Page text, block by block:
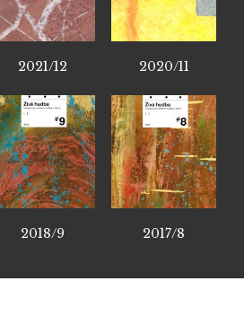
2021/12 2020/11
2018/9 2017/8